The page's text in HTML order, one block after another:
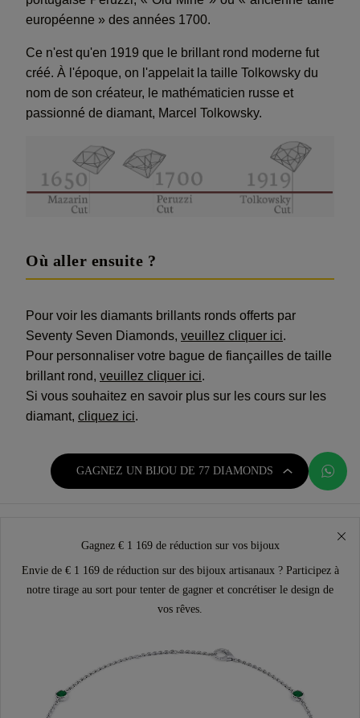
européenne » des années 1700.
Ce n'est qu'en 1919 que le brillant rond moderne fut
créé. À l'époque, on l'appelait la taille Tolkowsky du
nom de son créateur, le mathématicien russe et
passionné de diamant, Marcel Tolkowsky.
Où aller ensuite ?
Pour voir les diamants brillants ronds offerts par
Seventy Seven Diamonds, veuillez cliquer ici.
Pour personnaliser votre bague de fiançailles de taille
brillant rond, veuillez cliquer ici.
Si vous souhaitez en savoir plus sur les cours sur les
diamant, cliquez ici.
GAGNEZ UN BIJOU DE 77 DIAMONDS
Gagnez € 1 169 de réduction sur vos bijoux
Envie de € 1 169 de réduction sur des bijoux artisanaux ? Participez à
notre tirage au sort pour tenter de gagner et concrétiser le design de
vos rêves.